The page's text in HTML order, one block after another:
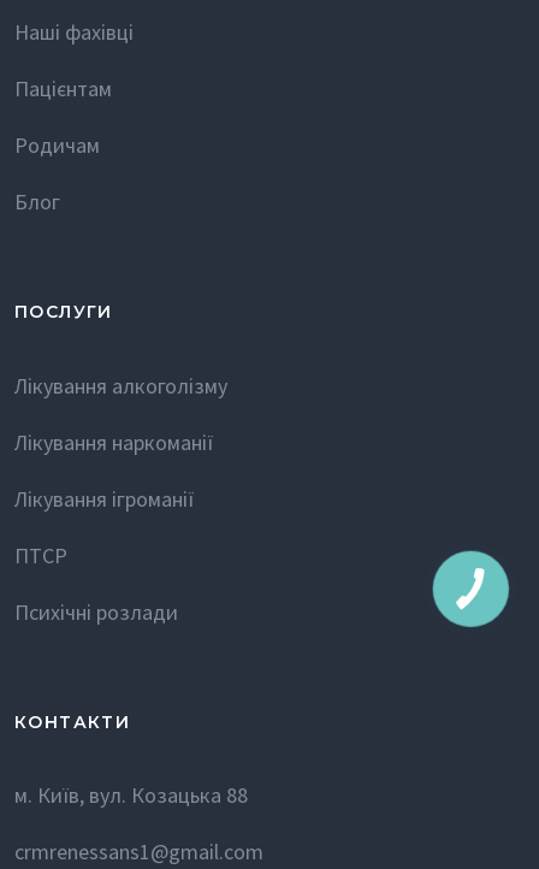
Наші фахівці
Пацієнтам
Родичам
Блог
ПОСЛУГИ
Лікування алкоголізму
Лікування наркоманії
Лікування ігроманії
ПТСР
Психічні розлади
КОНТАКТИ
м. Київ, вул. Козацька 88
crmrenessans1@gmail.com